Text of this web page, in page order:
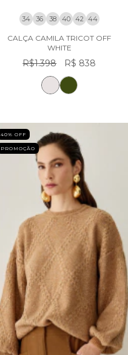
34 36 38 40 42 44
CALÇA CAMILA TRICOT OFF
WHITE
R$1.398 R$ 838
40% OFF
PROMOÇÃO